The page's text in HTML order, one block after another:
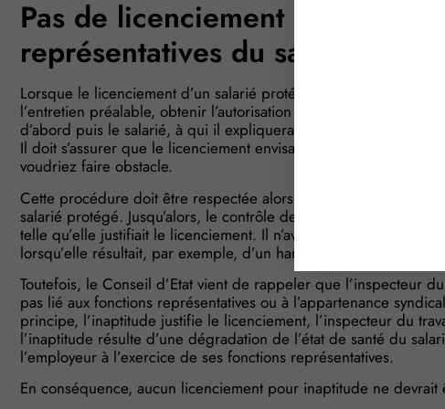
Pas de licenciement en rapport
représentatives du salarié !
Lorsque le licenciement d’un salarié protégé est envisagé, vous
l’entretien préalable, obtenir l’autorisation de l’inspecteur du
d’abord puis le salarié, à qui il expliquera les faits qui justifient
Il doit s’assurer que le licenciement envisagé n’est pas lié à
voudriez faire obstacle.
Cette procédure doit être respectée alors même qu’il s’agirait
salarié protégé. Jusqu’alors, le contrôle de l’inspecteur du
telle qu’elle justifiait le licenciement. Il n’avait, cependant, pas à
lorsqu’elle résultait, par exemple, d’un harcèlement, exercé par
Toutefois, le Conseil d’Etat vient de rappeler que l’inspecteur
pas lié aux fonctions représentatives ou à l’appartenance
principe, l’inaptitude justifie le licenciement, l’inspecteur du
l’inaptitude résulte d’une dégradation de l’état de santé du
l’employeur à l’exercice de ses fonctions représentatives.
En conséquence, aucun licenciement pour inaptitude ne devrait